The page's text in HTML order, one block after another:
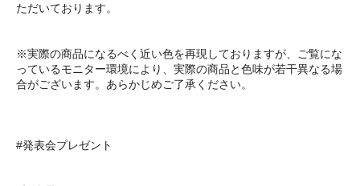
ただいております。
※実際の商品になるべく近い色を再現しておりますが、ご覧にな
っているモニター環境により、実際の商品と色味が若干異なる場
合がございます。あらかじめご了承ください。
#発表会プレゼント